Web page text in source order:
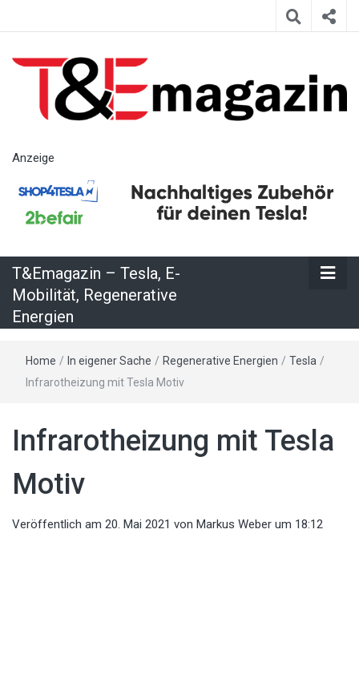
– Tesla, E-
Regenerative
Energien
Anzeige
T&Emagazin – Tesla, E-
Mobilität, Regenerative
Energien
Home / In eigener Sache / Regenerative Energien / Tesla /
Infrarotheizung mit Tesla Motiv
Infrarotheizung mit Tesla
Motiv
Veröffentlich am 20. Mai 2021 von Markus Weber um 18:12